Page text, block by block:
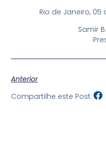
Rio de Janeiro,
Samir
Anterior
Compartilhe este Post: